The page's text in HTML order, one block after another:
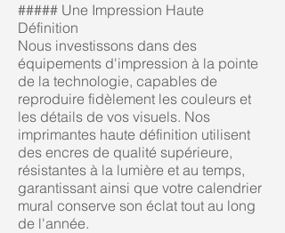
##### Une Impression Haute
Définition
Nous investissons dans des
équipements d'impression à la pointe
de la technologie, capables de
reproduire fidèlement les couleurs et
les détails de vos visuels. Nos
imprimantes haute définition utilisent
des encres de qualité supérieure,
résistantes à la lumière et au temps,
garantissant ainsi que votre calendrier
mural conserve son éclat tout au long
de l'année.